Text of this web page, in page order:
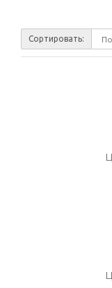
Сортировать: